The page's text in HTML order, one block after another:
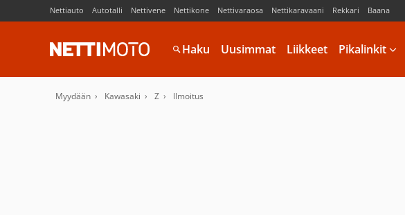
Nettiauto Autotalli Nettivene Nettikone Nettivaraosa Nettikaravaani Rekkari Baana
Haku Uusimmat Liikkeet Pikalinkit
Myydään Kawasaki Z Ilmoitus